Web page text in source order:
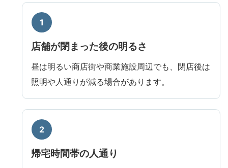
店舗が閉まった後の明るさ
昼は明るい商店街や商業施設周辺でも、閉店後は
照明や人通りが減る場合があります。
帰宅時間帯の人通り